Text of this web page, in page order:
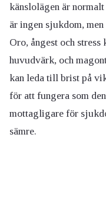
känslolägen är
är ingen sjukdom,
Oro, ångest och
huvudvärk, och
kan leda till brist på
för att fungera som
mottagligare för
sämre.